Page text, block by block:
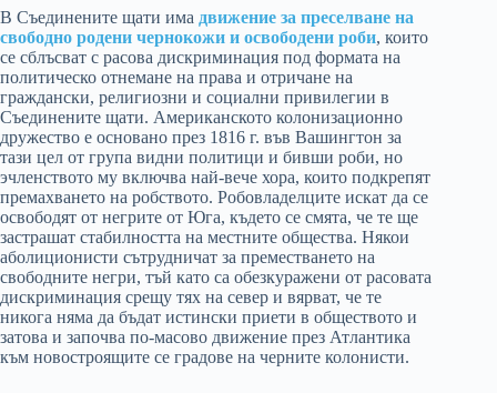
В Съединените щати има движение за преселване на
свободно родени чернокожи и освободени роби, които
се сблъсват с расова дискриминация под формата на
политическо отнемане на права и отричане на
граждански, религиозни и социални привилегии в
Съединените щати. Американското колонизационно
дружество е основано през 1816 г. във Вашингтон за
тази цел от група видни политици и бивши роби, но
эчленството му включва най-вече хора, които подкрепят
премахването на робството. Робовладелците искат да се
освободят от негрите от Юга, където се смята, че те ще
застрашат стабилността на местните общества. Някои
аболиционисти сътрудничат за преместването на
свободните негри, тъй като са обезкуражени от расовата
дискриминация срещу тях на север и вярват, че те
никога няма да бъдат истински приети в обществото и
затова и започва по-масово движение през Атлантика
към новостроящите се градове на черните колонисти.